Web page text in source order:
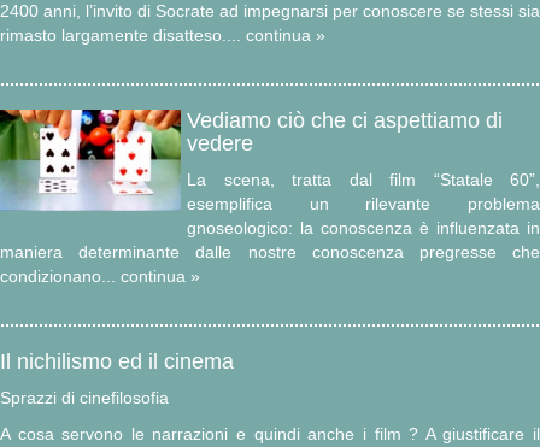
2400 anni, l’invito di Socrate ad impegnarsi per conoscere se stessi sia
rimasto largamente disatteso.
... continua »
Vediamo ciò che ci aspettiamo di
vedere
La scena, tratta dal film “Statale 60”,
esemplifica un rilevante problema
gnoseologico: la conoscenza è influenzata in
maniera determinante dalle nostre conoscenza pregresse che
condizionano ... continua »
Il nichilismo ed il cinema
Sprazzi di cinefilosofia
A cosa servono le narrazioni e quindi anche i film ? A giustificare il